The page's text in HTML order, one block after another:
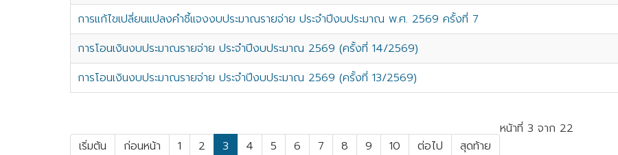
การแก้ไขเปลี่ยนแปลงคำชี้แจงงบประมาณรายจ่าย ประจำปีงบประมาณ พ.ศ. 2569 ครั้งที่ 7
การโอนเงินงบประมาณรายจ่าย ประจำปีงบประมาณ 2569 (ครั้งที่ 14/2569)
การโอนเงินงบประมาณรายจ่าย ประจำปีงบประมาณ 2569 (ครั้งที่ 13/2569)
หน้าที่ 3 จาก 22
เริ่มต้น
ก่อนหน้า 1 2 3 4 5 6 7 8 9 10 ต่อไป สุดท้าย